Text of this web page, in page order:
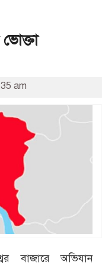
am
বাজারে অভিযান